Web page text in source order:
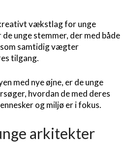
vækstlag for unge
unge stemmer, der med både
samtidig vægter
tilgang.
med nye øjne, er de unge
hvordan de med deres
og miljø er i fokus.
arkitekter